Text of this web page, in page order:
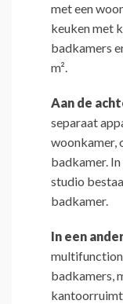
met een
keuken met
badkamers
m².
Aan de
separaat
woonkamer,
badkamer.
studio
badkamer.
In een
badkamers,